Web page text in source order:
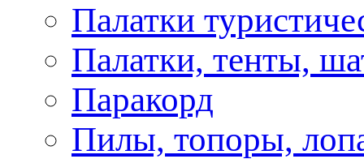
Палатки
Палатки, тенты,
Паракорд
Пилы, топоры,